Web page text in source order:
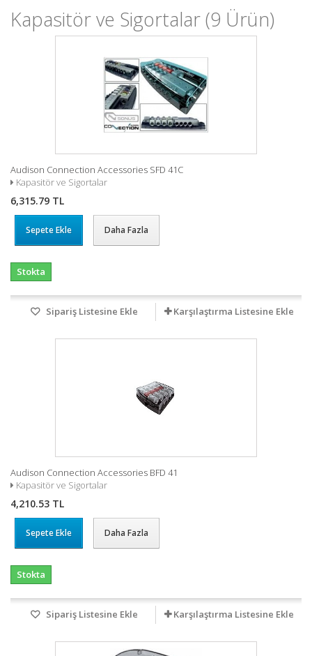
Kapasitör ve Sigortalar(9 Ürün)
Audison Connection Accessories SFD 41C
Kapasitör ve Sigortalar
6,315.79 TL
Sepete Ekle Daha Fazla
Stokta
Sipariş Listesine Ekle Karşılaştırma Listesine Ekle
Audison Connection Accessories BFD 41
Kapasitör ve Sigortalar
4,210.53 TL
Sepete Ekle Daha Fazla
Stokta
Sipariş Listesine Ekle Karşılaştırma Listesine Ekle